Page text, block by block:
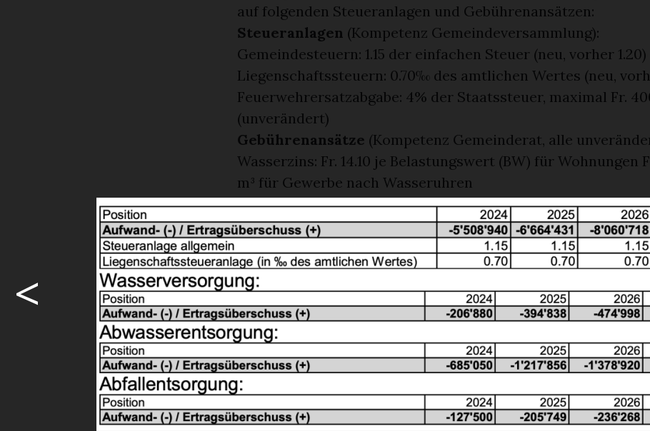
auf folgenden Steueranlagen und Gebührenansätzen:
Steueranlagen (Kompetenz Gemeindeversammlung):
Gemeindesteuern: 1.15 der einfachen Steuer (neu, vorher 1.20)
Liegenschaftssteuern: 0.70‰ des amtlichen Wertes (neu,
Feuerwehrersatzabgabe: 4% der Staatssteuer, maximal Fr.
(unverändert)
Gebührenansätze (Kompetenz Gemeinderat, alle
Wasserzins: Fr. 14.10 je Belastungswert (BW) für Wohnungen
m³ für Gewerbe nach Wasseruhren
Abwassergebühren:
Fr. 13.35 je BW (94.68% des jährlichen Wasserzinses) Fr. 0.81
Abfallgrundgebühren:
Fr. 15.20 je Bewohnergleichwert für Private 100% der
Grundgebühr von Fr. 15.20 pro BW für das Gewerbe
Ein ausführliches Budget kann bei der Gemeindeverwaltung
der Homepage
bezogen werden.
Antrag
Der Gemeinderat beantragt der Versammlung wie folgt:
<